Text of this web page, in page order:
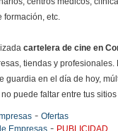
formación, etc.
cartelera de cine en
tiendas y profesionales.
en el día de hoy,
puede faltar entre tus
- Ofertas
Empresas- PUBLICIDAD